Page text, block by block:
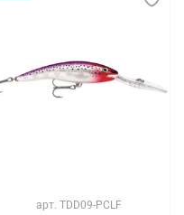
арт. TDD09-PCLF